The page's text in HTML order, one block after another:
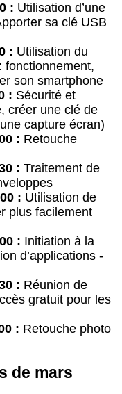
: Utilisation d’une
sa clé USB
: Utilisation du
fonctionnement,
son smartphone
: Sécurité et
créer une clé de
capture écran)
: Retouche
: Traitement de
: Utilisation de
plus facilement
: Initiation à la
d’applications -
: Réunion de
gratuit pour les
: Retouche photo
de mars